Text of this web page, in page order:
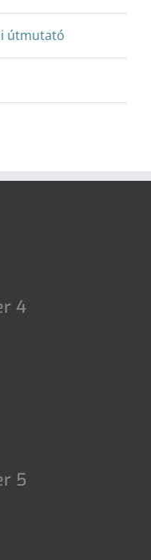
útmutató
4
5